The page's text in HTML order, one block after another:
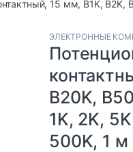
15 мм, B1K, B2K,
ЭЛЕКТРОННЫЕ
B20K,
1K, 2K,
500K, 1 м